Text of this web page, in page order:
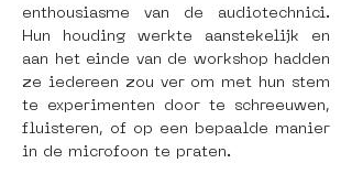
enthousiasme van de audiotechnici.
Hun houding werkte aanstekelijk en
aan het einde van de workshop hadden
ze iedereen zou ver om met hun stem
te experimenten door te schreeuwen,
fluisteren, of op een bepaalde manier
in de microfoon te praten.